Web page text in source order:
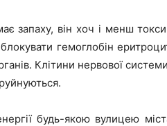
запаху, він хоч і менш
гемоглобін
Клітини нервової
будь-якою вулицею